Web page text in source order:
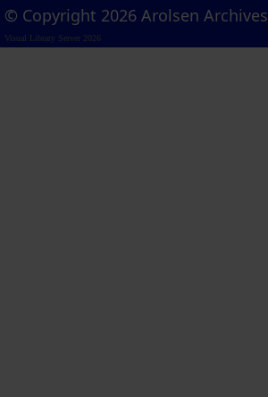
© Copyright 2026 Arolsen Archives
Visual Library Server 2026